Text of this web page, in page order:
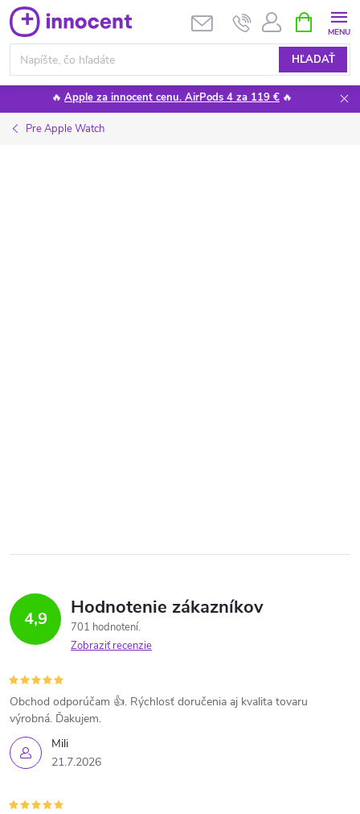
Prejsť
na
obsah
HĽADAŤ
KOŠÍK
🔥 Apple za innocent cenu. AirPods 4 za 119 € 🔥
Pre Apple Watch
4,9 Hodnotenie zákazníkov
701 hodnotení
Zobraziť recenzie
Mili
21.7.2026
Obchod odporúčam 👍. Rýchlosť doručenia aj kvalita tovaru
výrobná. Ďakujem.